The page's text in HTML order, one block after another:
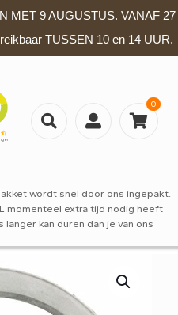
MET 9 AUGUSTUS. VANAF 27
TUSSEN 10 en 14 UUR.
0
wordt snel door ons ingepakt.
momenteel extra tijd nodig heeft
kan duren dan je van ons